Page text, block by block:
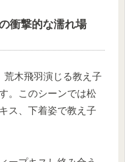
衝撃的な濡れ場
木飛羽演じる教え子
。このシーンでは松
ス、下着姿で教え子